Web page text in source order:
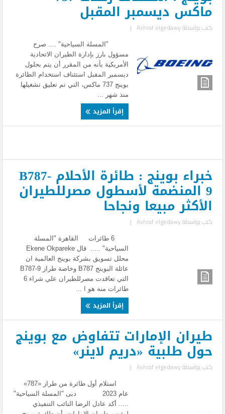
ماكس ديسمبر المقبل
كتب بواسطةAshraf elgedawy
|
"المسلة السياحية" .... صرح
مسؤول بارز بإدارة الطيران الاتحادية
الأمريكية بأنه من المقرر أن يتم بحلول
ديسمبر المقبل استئناف استخدام الطائرة
بوينج 737 ماكس، التي تم تعليق تشغيلها
منذ شهر ...
إقرأ المزيد
خبراء بوينج : طائرة الأحلام B787-
9 المنضمة لأسطول مصرللطيران
الأكثر مبيعا ونجاحا
كتب بواسطةAshraf elgedawy
|
6 طائرات القاهرة "المسلة
محلل تسويق بشركة بوينج العالمية ان
عائلة البوينج B787 وخاصة طراز B787-9
التي تعاقدت مصرللطيران علي شراء 6
طائرات منه هو ا ...
إقرأ المزيد
طيران الإمارات تتفاوض مع بوينج
حول طلبية «دريم لاينر»
كتب بواسطةAshraf elgedawy
|
استلام أول طائرة من طراز «787»
عام 2023 دبى "المسلة السياحية"
..... أكد عادل الرضا النائب التنفيذي